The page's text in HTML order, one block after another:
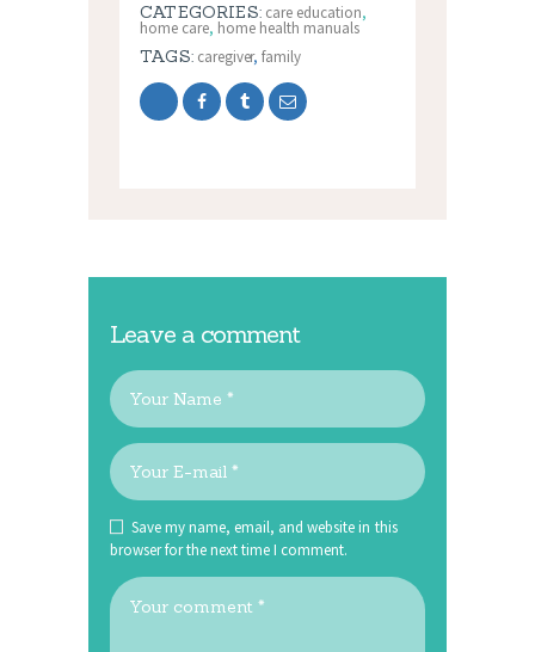
CATEGORIES: care education,
home care, home health manuals
TAGS: caregiver,family
Leave a comment
Save my name, email, and website in this
browser for the next time I comment.